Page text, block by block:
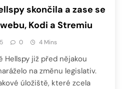
skončila a zase se
Kodi a Stremiu
0 4 Mins
Hellspy již před nějakou
na změnu legislativ.
úložiště, které zcela